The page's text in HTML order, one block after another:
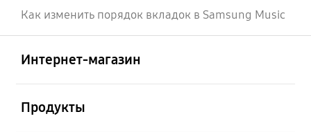
Как изменить порядок вкладок в Samsung Music
Интернет-магазин
Продукты